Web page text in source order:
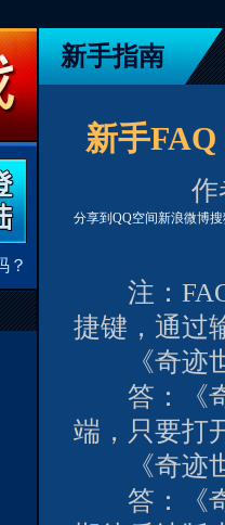
？
新手指南
新手
作
分享到 QQ空间新浪微博
注：FAQ
捷键，通过
《奇迹世
答：《奇
端，只要打
《奇迹世
答：《奇